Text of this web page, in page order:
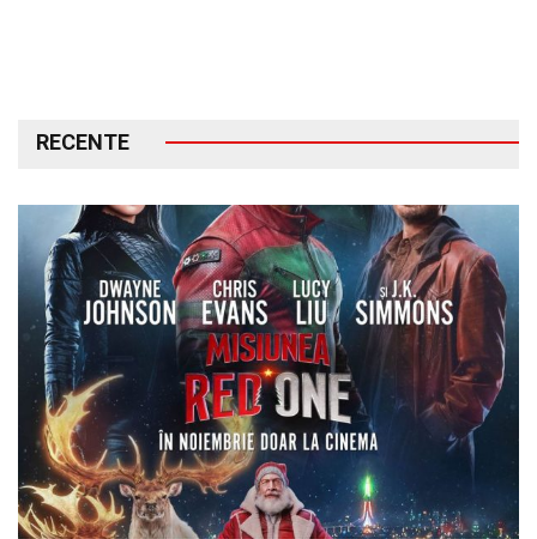
RECENTE